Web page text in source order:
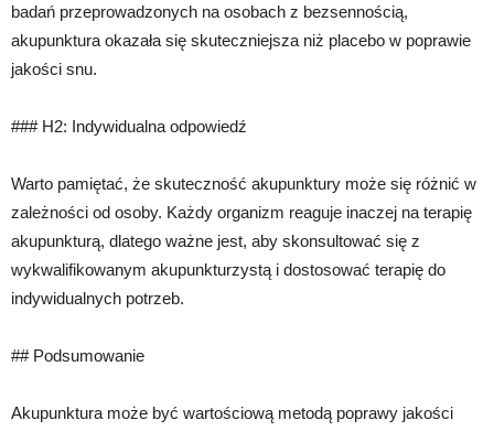
badań przeprowadzonych na osobach z bezsennością,
akupunktura okazała się skuteczniejsza niż placebo w poprawie
jakości snu.
### H2: Indywidualna odpowiedź
Warto pamiętać, że skuteczność akupunktury może się różnić w
zależności od osoby. Każdy organizm reaguje inaczej na terapię
akupunkturą, dlatego ważne jest, aby skonsultować się z
wykwalifikowanym akupunkturzystą i dostosować terapię do
indywidualnych potrzeb.
## Podsumowanie
Akupunktura może być wartościową metodą poprawy jakości